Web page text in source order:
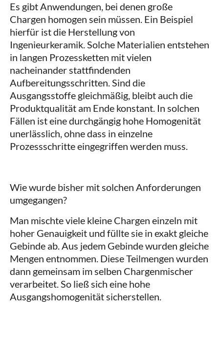
Es gibt Anwendungen, bei denen große
Chargen homogen sein müssen. Ein Beispiel
hierfür ist die Herstellung von
Ingenieurkeramik. Solche Materialien entstehen
in langen Prozessketten mit vielen
nacheinander stattfindenden
Aufbereitungsschritten. Sind die
Ausgangsstoffe gleichmäßig, bleibt auch die
Produktqualität am Ende konstant. In solchen
Fällen ist eine durchgängig hohe Homogenität
unerlässlich, ohne dass in einzelne
Prozessschritte eingegriffen werden muss.
Wie wurde bisher mit solchen Anforderungen
umgegangen?
Man mischte viele kleine Chargen einzeln mit
hoher Genauigkeit und füllte sie in exakt gleiche
Gebinde ab. Aus jedem Gebinde wurden gleiche
Mengen entnommen. Diese Teilmengen wurden
dann gemeinsam im selben Chargenmischer
verarbeitet. So ließ sich eine hohe
Ausgangshomogenität sicherstellen.